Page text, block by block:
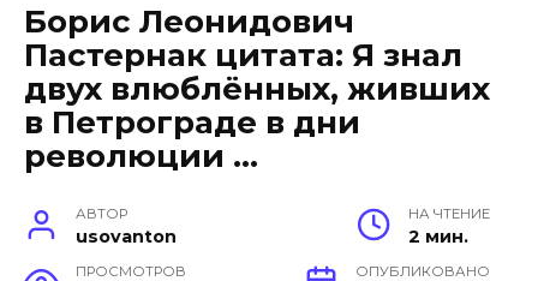
Борис Леонидович
Пастернак цитата: Я знал
двух влюблённых, живших
в Петрограде в дни
революции …
АВТОР
usovanton
НА ЧТЕНИЕ
2 мин.
ПРОСМОТРОВ ОПУБЛИКОВАНО